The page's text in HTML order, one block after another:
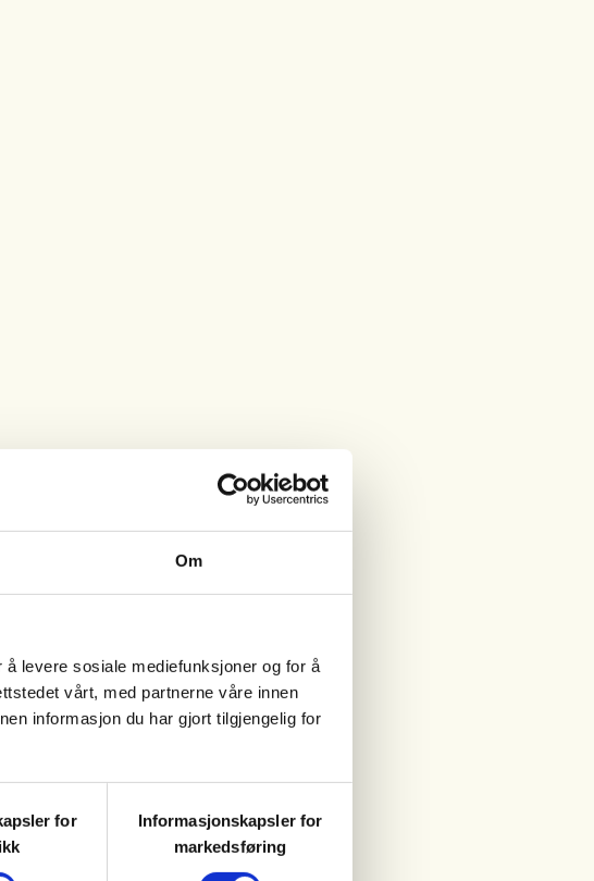
Om
levere sosiale mediefunksjoner og for å
vårt, med partnerne våre innen
informasjon du har gjort tilgjengelig for
for
Informasjonskapsler for
markedsføring